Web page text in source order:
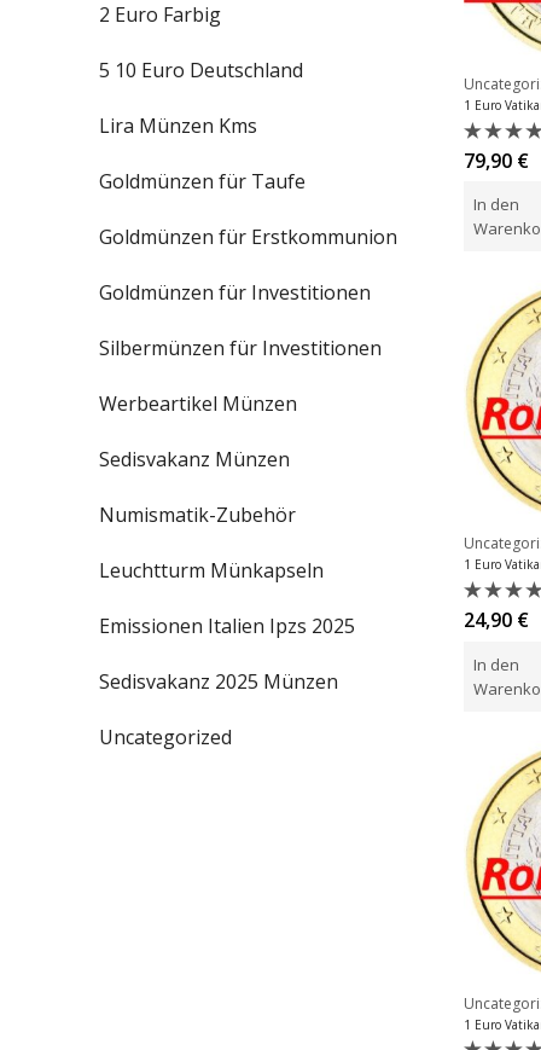
mit
0
von
5
79,90 €
In den
mit
von
5
24,90 €
In den
2 Euro Farbig
5 10 Euro Deutschland
Lira Münzen Kms
Goldmünzen für Taufe
Goldmünzen für Erstkommunion
Goldmünzen für Investitionen
Silbermünzen für Investitionen
Werbeartikel Münzen
Sedisvakanz Münzen
Numismatik-Zubehör
Leuchtturm Münkapseln
Emissionen Italien Ipzs 2025
Sedisvakanz 2025 Münzen
Uncategorized